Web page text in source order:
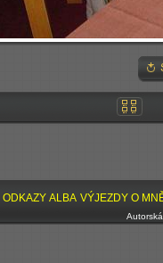
ODKAZY ALBA VÝJEZDY O